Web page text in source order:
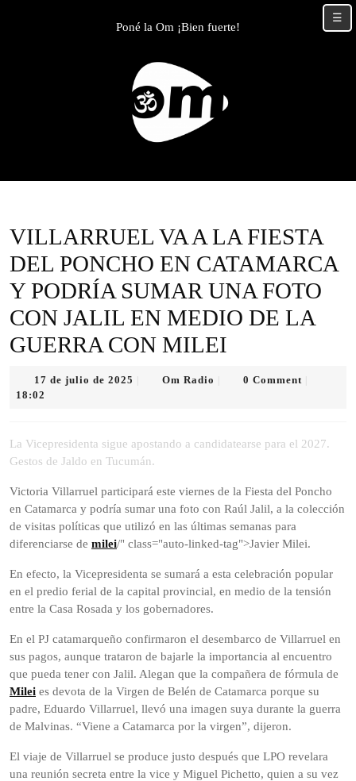
Poné la Om ¡Bien fuerte!
VILLARRUEL VA A LA FIESTA
DEL PONCHO EN CATAMARCA
Y PODRÍA SUMAR UNA FOTO
CON JALIL EN MEDIO DE LA
GUERRA CON MILEI
17 de julio de 2025
2025
Om Radio 0 Comment
18:02
La Vicepresidenta sigue apostando a candidatearse para el 2027.
Gestos de Jaldo en Tucumán.
Victoria Villarruel participará este viernes de la Fiesta del Poncho
en Catamarca y podría sumar una foto con Raúl Jalil, a la colección
de visitas políticas que utilizó en las últimas semanas para
diferenciarse de milei/" class="auto-linked-tag">Javier Milei.
En efecto, la Vicepresidenta se sumará a esta celebración popular
en el predio ferial de la capital provincial, en medio de la tensión
entre la Casa Rosada y los gobernadores.
En el PJ catamarqueño confirmaron el desembarco de Villarruel en
sus pagos, aunque trataron de bajarle la importancia al encuentro
que pueda tener con Jalil. Alegan que la compañera de fórmula de
Milei es devota de la Virgen de Belén de Catamarca porque su
padre, Eduardo Villarruel, llevó una imagen suya durante la guerra
de Malvinas. “Viene a Catamarca por la virgen”, dijeron.
El viaje de Villarruel se produce justo después que LPO revelara
una reunión secreta entre la vice y Miguel Pichetto, quien a su vez
☰